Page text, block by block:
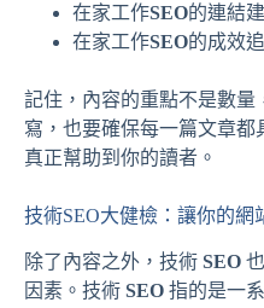
在家工作SEO的連結
在家工作SEO的成效
記住，內容的重點不是數量
寫，也要確保每一篇文章都
真正幫助到你的讀者。
技術SEO大健檢：讓你的網
除了內容之外，技術 SEO
因素。技術 SEO 指的是一